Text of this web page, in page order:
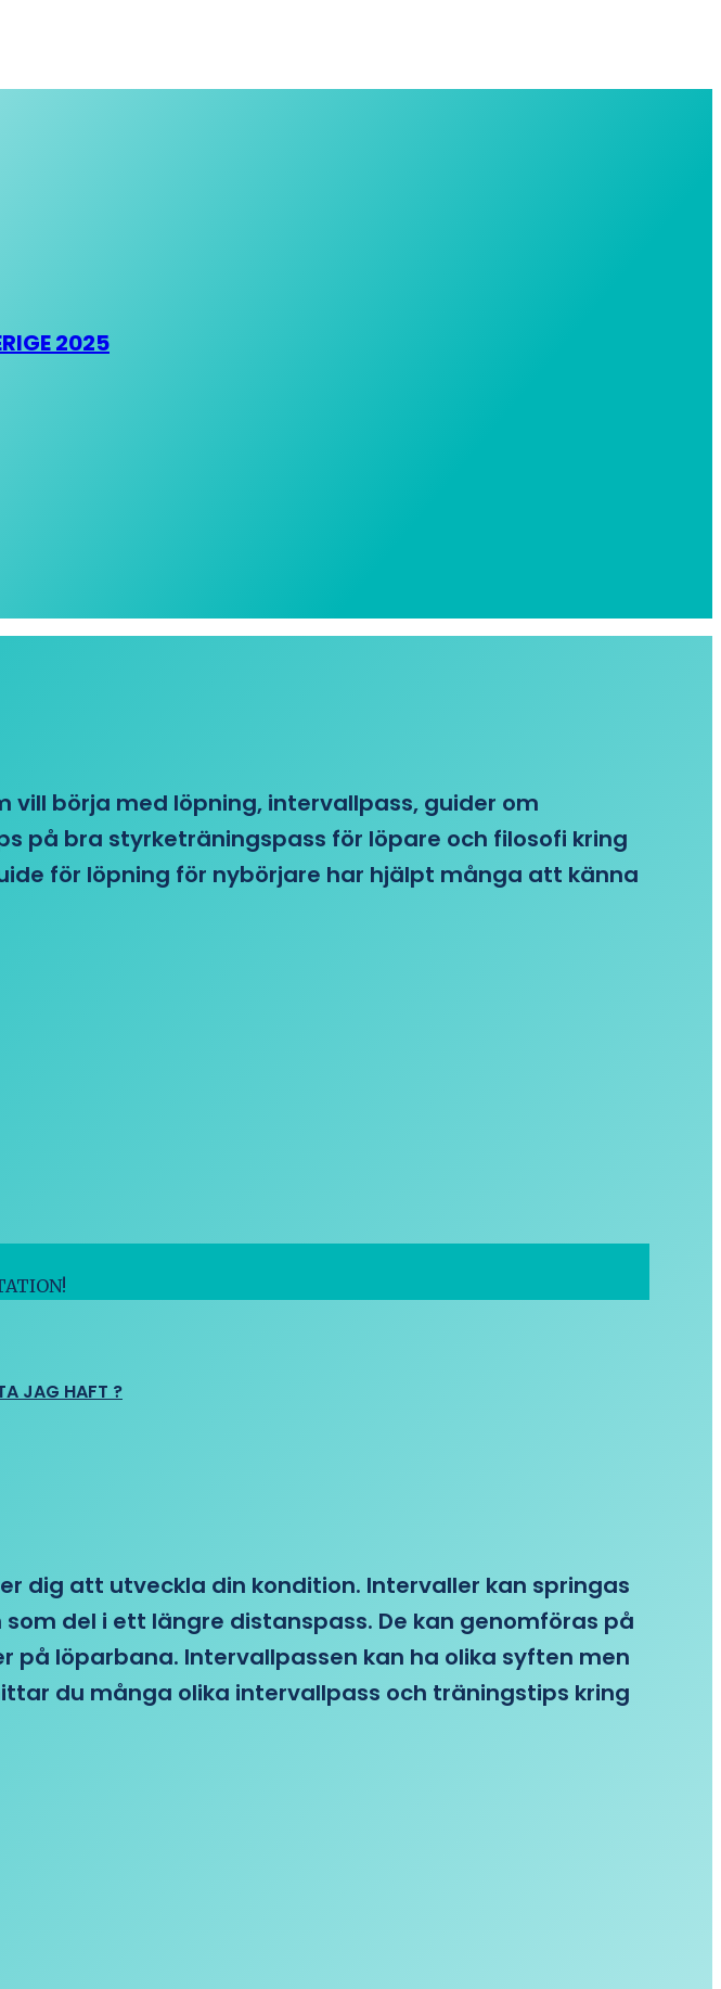
2025
börja med löpning, intervallpass, guider om
på bra styrketräningspass för löpare och filosofi kring
för löpning för nybörjare har hjälpt många att känna
JAG HAFT ?
dig att utveckla din kondition. Intervaller kan springas
del i ett längre distanspass. De kan genomföras på
löparbana. Intervallpassen kan ha olika syften men
du många olika intervallpass och träningstips kring